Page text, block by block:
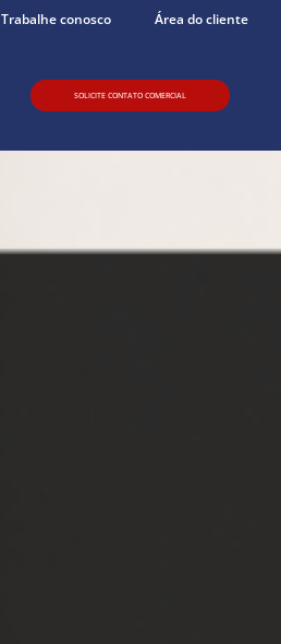
Trabalhe conosco Área do cliente
SOLICITE CONTATO COMERCIAL